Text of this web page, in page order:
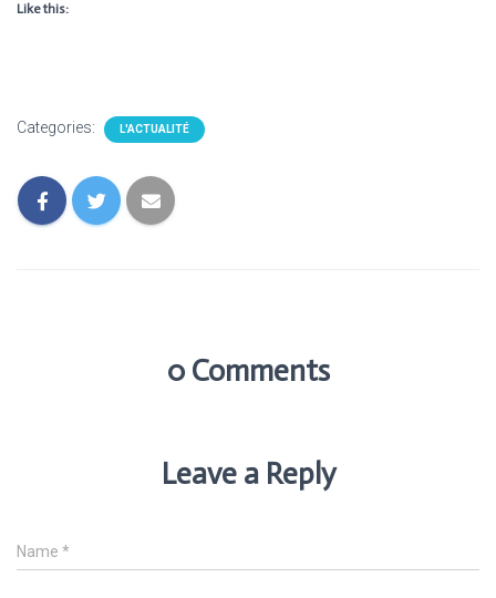
Like this:
Categories: L'ACTUALITÉ
0 Comments
Leave a Reply
Name *